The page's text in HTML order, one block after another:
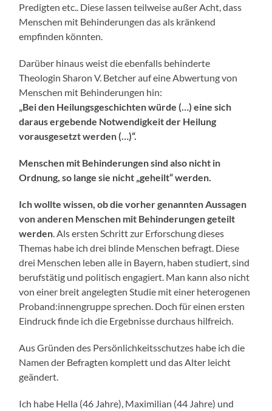
Predigten etc.. Diese lassen teilweise außer Acht, dass
Menschen mit Behinderungen das als kränkend
empfinden könnten.
Darüber hinaus weist die ebenfalls behinderte
Theologin Sharon V. Betcher auf eine Abwertung von
Menschen mit Behinderungen hin:
„Bei den Heilungsgeschichten würde (…) eine sich
daraus ergebende Notwendigkeit der Heilung
vorausgesetzt werden (…)“.
Menschen mit Behinderungen sind also nicht in
Ordnung, so lange sie nicht „geheilt“ werden.
Ich wollte wissen, ob die vorher genannten Aussagen
von anderen Menschen mit Behinderungen geteilt
werden . Als ersten Schritt zur Erforschung dieses
Themas habe ich drei blinde Menschen befragt. Diese
drei Menschen leben alle in Bayern, haben studiert, sind
berufstätig und politisch engagiert. Man kann also nicht
von einer breit angelegten Studie mit einer heterogenen
Proband:innengruppe sprechen. Doch für einen ersten
Eindruck finde ich die Ergebnisse durchaus hilfreich.
Aus Gründen des Persönlichkeitsschutzes habe ich die
Namen der Befragten komplett und das Alter leicht
geändert.
Ich habe Hella (46 Jahre), Maximilian (44 Jahre) und